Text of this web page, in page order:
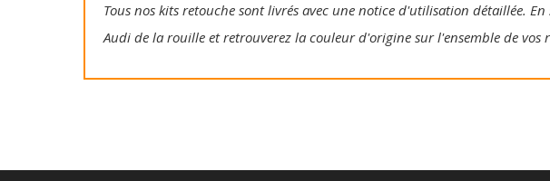
Tous nos kits retouche sont livrés avec une notice d'utilisation détaillée.
Audi de la rouille et retrouverez la couleur d'origine sur l'ensemble de vos